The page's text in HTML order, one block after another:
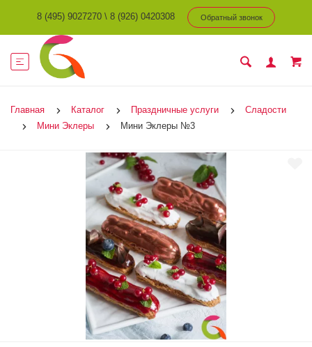
8 (495) 9027270 \ 8 (926) 0420308 Обратный звонок
Главная Каталог Праздничные услуги
Сладости
Мини Эклеры
Мини Эклеры №3